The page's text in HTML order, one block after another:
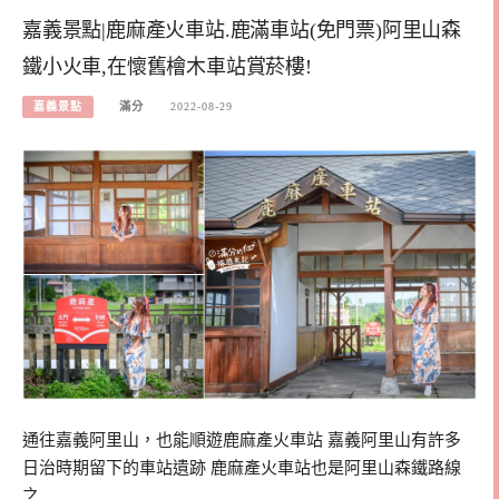
嘉義景點|鹿麻產火車站.鹿滿車站(免門票)阿里山森
鐵小火車,在懷舊檜木車站賞菸樓!
嘉義景點 滿分 2022-08-29
通往嘉義阿里山，也能順遊鹿麻產火車站 嘉義阿里山有許多
日治時期留下的車站遺跡 鹿麻產火車站也是阿里山森鐵路線
之…